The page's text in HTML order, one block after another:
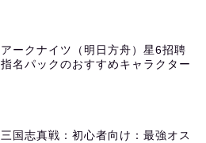
アークナイツ（明日方舟）星6招聘
指名パックのおすすめキャラクター
三国志真戦：初心者向け：最強オス